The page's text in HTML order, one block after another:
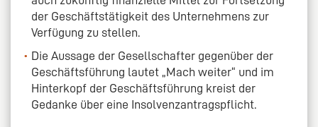
der Geschäftstätigkeit des Unternehmens zur
Verfügung zu stellen.
Die Aussage der Gesellschafter gegenüber der
Geschäftsführung lautet „Mach weiter“ und im
Hinterkopf der Geschäftsführung kreist der
Gedanke über eine Insolvenzantragspflicht.